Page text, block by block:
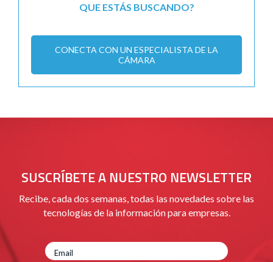
QUE ESTÁS BUSCANDO?
CONECTA CON UN ESPECIALISTA DE LA
CÁMARA
SUSCRÍBETE A NUESTRO NEWSLETTER
Recibe, cada dos semanas, todas las novedades sobre las
tecnologías de la información para empresas.